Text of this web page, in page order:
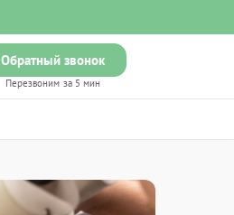
Обратный звонок
Перезвоним за 5 мин